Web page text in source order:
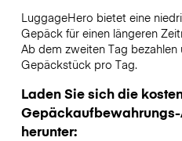
LuggageHero bietet eine
Gepäck für einen längeren
Ab dem zweiten Tag
Gepäckstück pro Tag.
Laden Sie sich die
herunter: